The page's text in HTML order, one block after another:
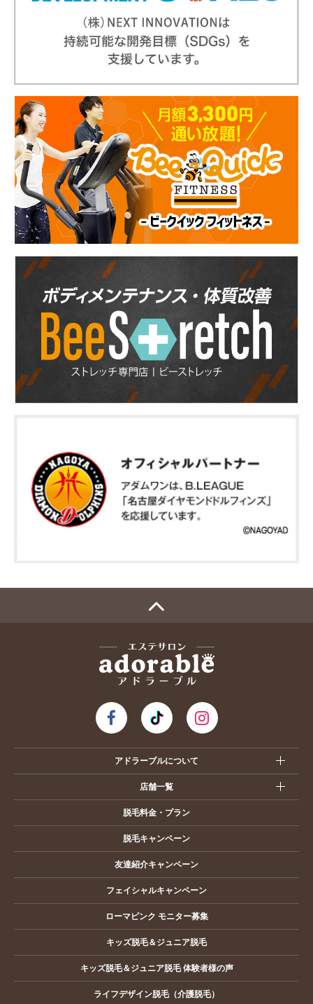
アドラーブルについて
店舗一覧
脱毛料金・プラン
脱毛キャンペーン
友達紹介キャンペーン
フェイシャルキャンペーン
ローマピンク モニター募集
キッズ脱毛＆ジュニア脱毛
キッズ脱毛＆ジュニア脱毛 体験者様の声
ライフデザイン脱毛（介護脱毛）